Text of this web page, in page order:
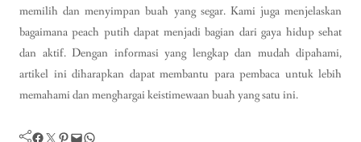
memilih dan menyimpan buah yang segar. Kami juga menjelaskan
bagaimana peach putih dapat menjadi bagian dari gaya hidup sehat
dan aktif. Dengan informasi yang lengkap dan mudah dipahami,
artikel ini diharapkan dapat membantu para pembaca untuk lebih
memahami dan menghargai keistimewaan buah yang satu ini.
Facebook Twitter Pinterest Mail WhatsApp